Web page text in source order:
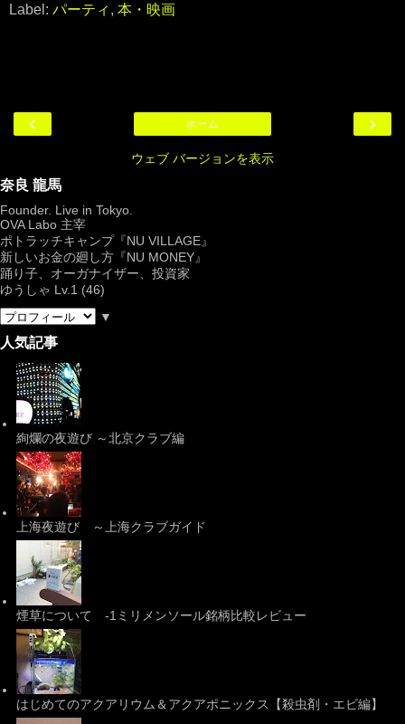
Label: パーティ , 本・映画
‹ ›
ホーム
ウェブ バージョンを表示
奈良 龍馬
Founder. Live in Tokyo.
OVA Labo 主宰
ポトラッチキャンプ『NU VILLAGE』
新しいお金の廻し方『NU MONEY』
踊り子、オーガナイザー、投資家
ゆうしゃ Lv.1 (46)
▼
人気記事
絢爛の夜遊び ～北京クラブ編
上海夜遊び ～上海クラブガイド
煙草について -1ミリメンソール銘柄比較レビュー
はじめてのアクアリウム＆アクアポニックス【殺虫剤・エビ編】